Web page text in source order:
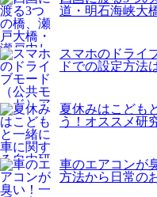
道・明石海峡大
スマホのドライ
ドでの設定方法
夏休みはこども
う！オススメ研
車のエアコンが
方法から日常の